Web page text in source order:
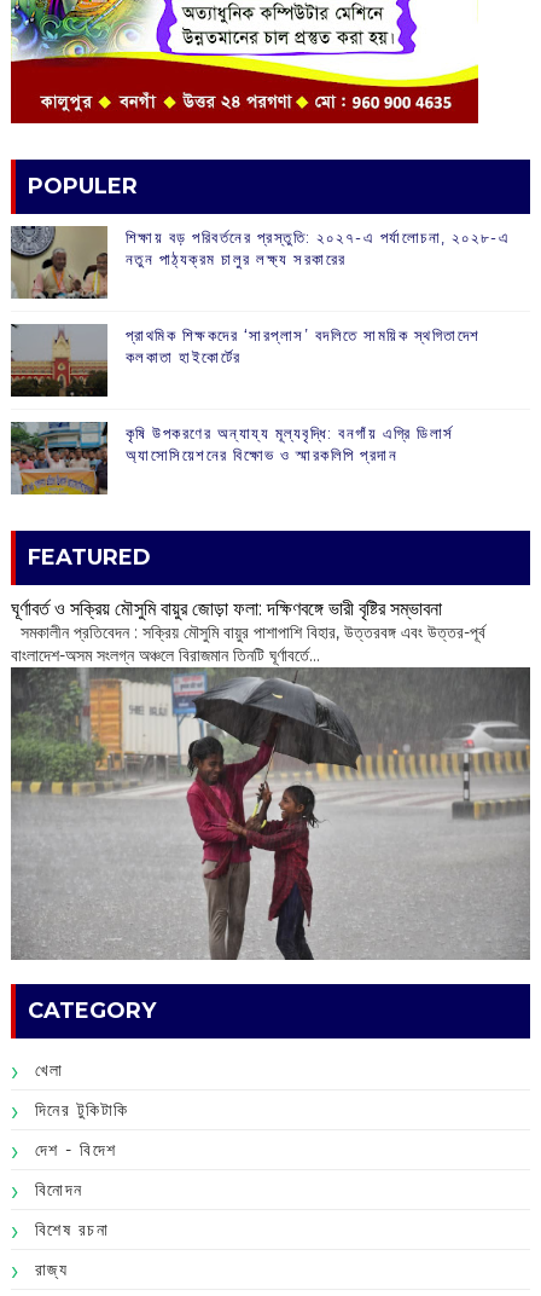
POPULER
শিক্ষায় বড় পরিবর্তনের প্রস্তুতি: ২০২৭-এ পর্যালোচনা, ২০২৮-এ
নতুন পাঠ্যক্রম চালুর লক্ষ্য সরকারের
প্রাথমিক শিক্ষকদের ‘সারপ্লাস’ বদলিতে সাময়িক স্থগিতাদেশ
কলকাতা হাইকোর্টের
কৃষি উপকরণের অন্যায্য মূল্যবৃদ্ধি: বনগাঁয় এগ্রি ডিলার্স
অ্যাসোসিয়েশনের বিক্ষোভ ও স্মারকলিপি প্রদান
FEATURED
ঘূর্ণাবর্ত ও সক্রিয় মৌসুমি বায়ুর জোড়া ফলা: দক্ষিণবঙ্গে ভারী বৃষ্টির সম্ভাবনা
সমকালীন প্রতিবেদন : সক্রিয় মৌসুমি বায়ুর পাশাপাশি বিহার, উত্তরবঙ্গ এবং উত্তর-পূর্ব
বাংলাদেশ-অসম সংলগ্ন অঞ্চলে বিরাজমান তিনটি ঘূর্ণাবর্তে...
CATEGORY
খেলা
দিনের টুকিটাকি
দেশ - বিদেশ
বিনোদন
বিশেষ রচনা
রাজ্য